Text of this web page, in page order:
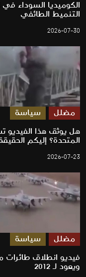
الكوميديا السوداء
التنميط الطائفي
2026-07-30
مضلل سياسة
هل يوثق هذا الفيديو
المتحدة؟ إليكم
2026-07-23
مضلل سياسة
فيديو انطلاق طائرات
ويعود لـ 2012